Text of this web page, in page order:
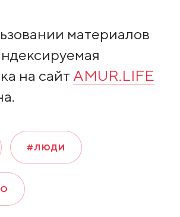
материалов
на сайт AMUR.LIFE
#ЛЮДИ